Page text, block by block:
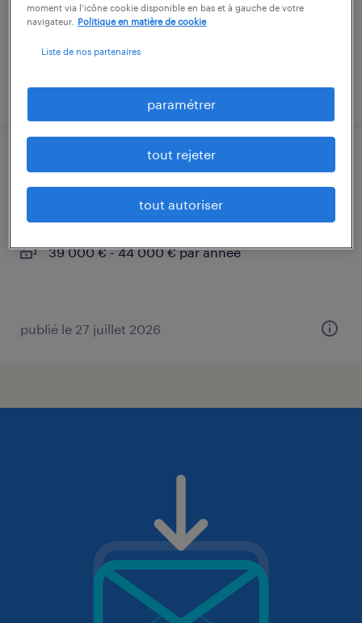
intérim
publié le 24 juillet 2026
responsable production (f/h)
roussillon, isère
cdi
39 000 € - 44 000 € par année
publié le 27 juillet 2026
moment via l’icône cookie disponible en bas et à gauche de votre
navigateur.
Politique en matière de cookie
Liste de nos partenaires
paramétrer
tout rejeter
tout autoriser